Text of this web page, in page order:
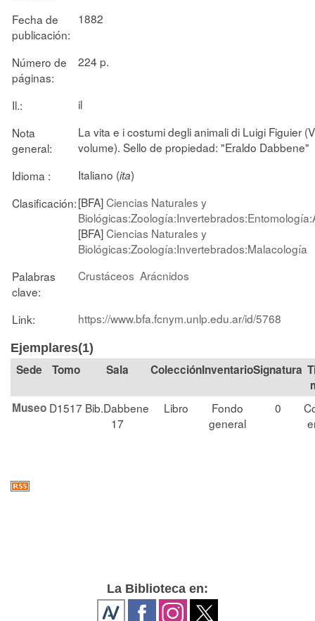
Fecha de
publicación:
1882
Número de
páginas:
224 p.
Il.:
il
Nota
general:
La vita e i costumi degli animali di Luigi Figuier
volume). Sello de propiedad: "Eraldo Dabbene"
Idioma :
Italiano (ita)
Clasificación:[BFA]Ciencias Naturales y
[BFA]Ciencias Naturales y
Biológicas:Zoología:Invertebrados:Malacología
Palabras
clave:
Crustáceos Arácnidos
Link: https://www.bfa.fcnym.unlp.edu.ar/id/5768
Ejemplares(1)
Tomo Sala Colección Signatura
Museo D1517 Bib.Dabbene
17
Libro
Fondo
general
0
La Biblioteca en: